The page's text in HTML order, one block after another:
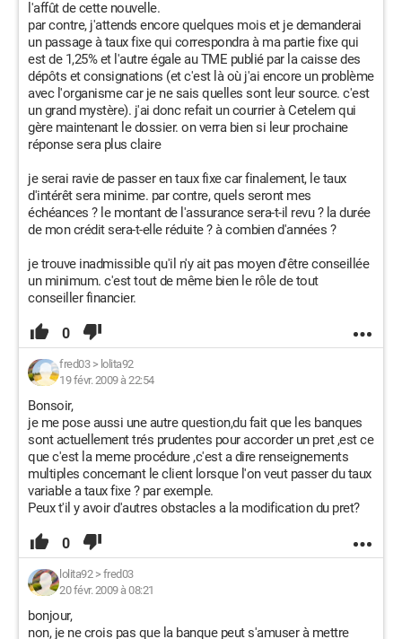
l'affût de cette nouvelle.
par contre, j'attends encore quelques mois et je demanderai
un passage à taux fixe qui correspondra à ma partie fixe qui
est de 1,25% et l'autre égale au TME publié par la caisse des
dépôts et consignations (et c'est là où j'ai encore un problème
avec l'organisme car je ne sais quelles sont leur source. c'est
un grand mystère). j'ai donc refait un courrier à Cetelem qui
gère maintenant le dossier. on verra bien si leur prochaine
réponse sera plus claire
je serai ravie de passer en taux fixe car finalement, le taux
d'intérêt sera minime. par contre, quels seront mes
échéances ? le montant de l'assurance sera-t-il revu ? la durée
de mon crédit sera-t-elle réduite ? à combien d'années ?
je trouve inadmissible qu'il n'y ait pas moyen d'être conseillée
un minimum. c'est tout de même bien le rôle de tout
conseiller financier.
0
fred03> lolita92
19 févr. 2009 à 22:54
Bonsoir,
je me pose aussi une autre question,du fait que les banques
sont actuellement trés prudentes pour accorder un pret ,est ce
que c'est la meme procédure ,c'est a dire renseignements
multiples concernant le client lorsque l'on veut passer du taux
variable a taux fixe ? par exemple.
Peux t'il y avoir d'autres obstacles a la modification du pret?
0
lolita92> fred03
20 févr. 2009 à 08:21
bonjour,
non, je ne crois pas que la banque peut s'amuser à mettre